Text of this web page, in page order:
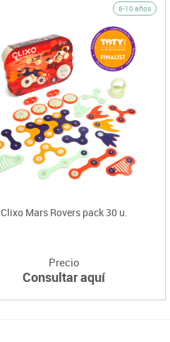
6-10 años
Clixo Mars Rovers pack 30 u.
Precio
Consultar aquí